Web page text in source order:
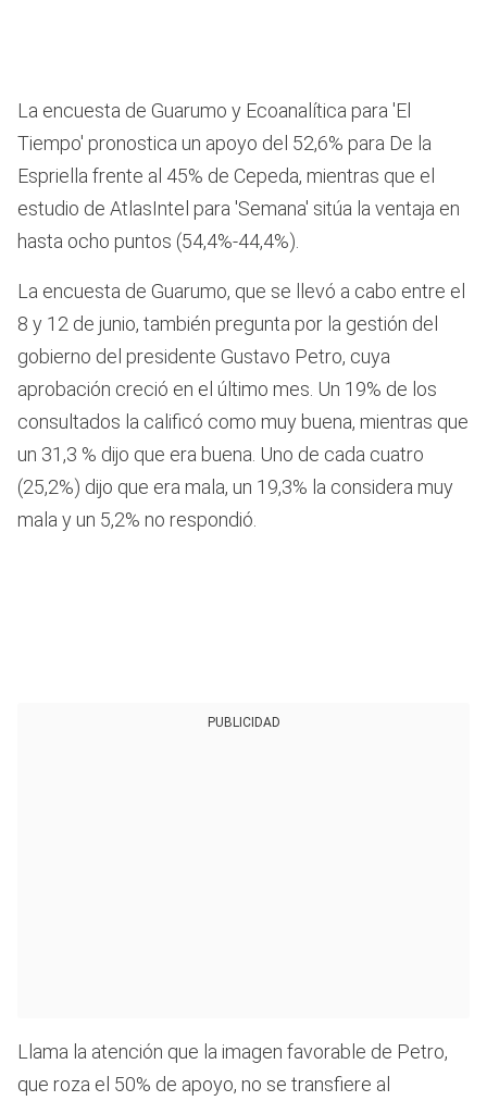
La encuesta de Guarumo y Ecoanalítica para 'El
Tiempo' pronostica un apoyo del 52,6% para De la
Espriella frente al 45% de Cepeda, mientras que el
estudio de AtlasIntel para 'Semana' sitúa la ventaja en
hasta ocho puntos (54,4%-44,4%).
La encuesta de Guarumo, que se llevó a cabo entre el
8 y 12 de junio, también pregunta por la gestión del
gobierno del presidente Gustavo Petro, cuya
aprobación creció en el último mes. Un 19% de los
consultados la calificó como muy buena, mientras que
un 31,3 % dijo que era buena. Uno de cada cuatro
(25,2%) dijo que era mala, un 19,3% la considera muy
mala y un 5,2% no respondió.
PUBLICIDAD
Llama la atención que la imagen favorable de Petro,
que roza el 50% de apoyo, no se transfiere al